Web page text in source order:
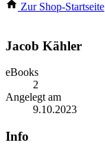
Zur Shop-Startseite
Jacob Kähler
eBooks
2
Angelegt am
9.10.2023
Info